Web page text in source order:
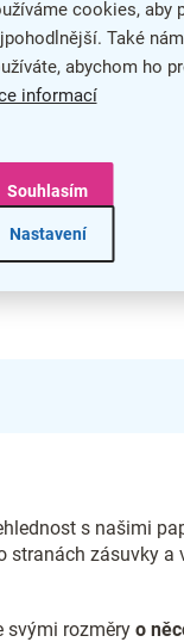
cookies, aby
Také
abychom ho
informací
Nastavení
Souhlasím
s našimi
zásuvky a
svými rozměry o